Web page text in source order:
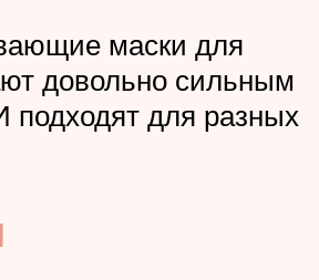
маски для
довольно сильным
подходят для разных